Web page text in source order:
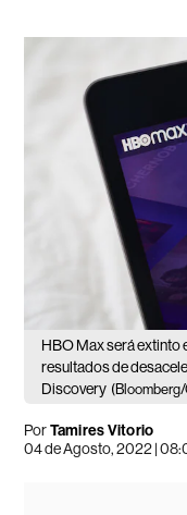
HBO Max será extinto
resultados de
Discovery
PorTamires Vitorio
04 de Agosto, 2022 |